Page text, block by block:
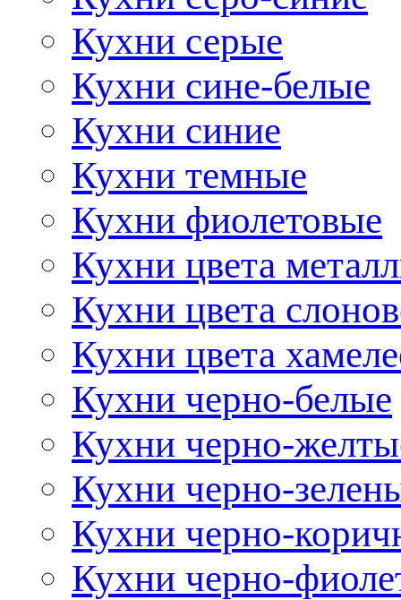
Кухни серые
Кухни сине-белые
Кухни синие
Кухни темные
Кухни фиолетовые
Кухни цвета
Кухни цвета
Кухни цвета
Кухни черно-белые
Кухни черно-
Кухни черно-
Кухни черно-
Кухни черно-